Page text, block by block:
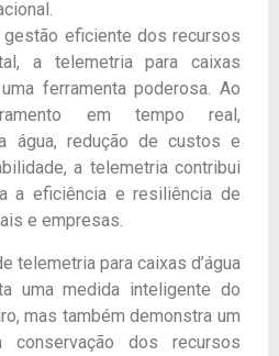
gestão eficiente dos recursos
a telemetria para caixas
ferramenta poderosa. Ao
em tempo real,
água, redução de custos e
a telemetria contribui
a eficiência e resiliência de
e empresas.
telemetria para caixas d’água
uma medida inteligente do
mas também demonstra um
conservação dos recursos